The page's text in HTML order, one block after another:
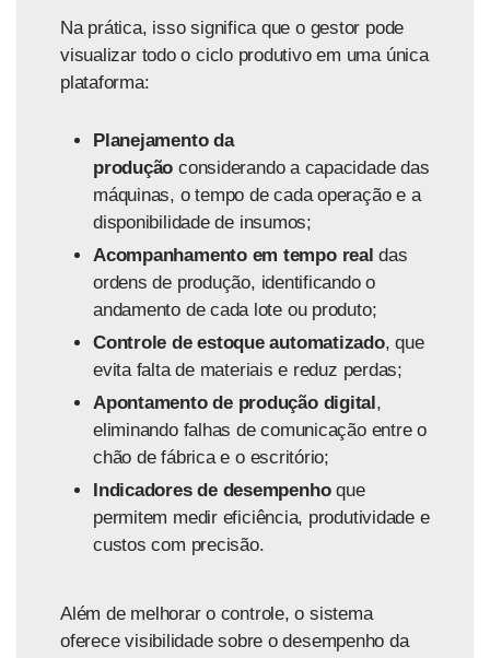
Na prática, isso significa que o gestor pode
visualizar todo o ciclo produtivo em uma única
plataforma:
Planejamento da
produção considerando a capacidade das
máquinas, o tempo de cada operação e a
disponibilidade de insumos;
Acompanhamento em tempo real das
ordens de produção, identificando o
andamento de cada lote ou produto;
Controle de estoque automatizado, que
evita falta de materiais e reduz perdas;
Apontamento de produção digital ,
eliminando falhas de comunicação entre o
chão de fábrica e o escritório;
Indicadores de desempenhoque
permitem medir eficiência, produtividade e
custos com precisão.
Além de melhorar o controle, o sistema
oferecevisibilidade sobre o desempenho da